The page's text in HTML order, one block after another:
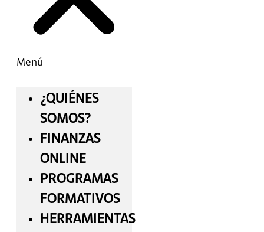
Menú
¿QUIÉNES
SOMOS?
FINANZAS
ONLINE
PROGRAMAS
FORMATIVOS
HERRAMIENTAS